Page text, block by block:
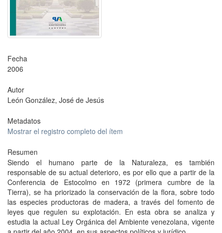
Fecha
2006
Autor
León González, José de Jesús
Metadatos
Mostrar el registro completo del ítem
Resumen
Siendo el humano parte de la Naturaleza, es también
responsable de su actual deterioro, es por ello que a partir de la
Conferencia de Estocolmo en 1972 (primera cumbre de la
Tierra), se ha priorizado la conservación de la flora, sobre todo
las especies productoras de madera, a través del fomento de
leyes que regulen su explotación. En esta obra se analiza y
estudia la actual Ley Orgánica del Ambiente venezolana, vigente